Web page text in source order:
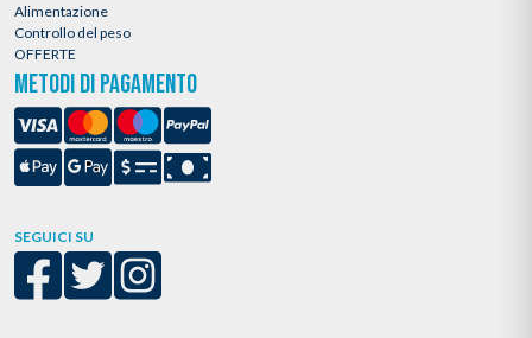
Alimentazione
Controllo del peso
OFFERTE
METODI DI PAGAMENTO
SEGUICI SU